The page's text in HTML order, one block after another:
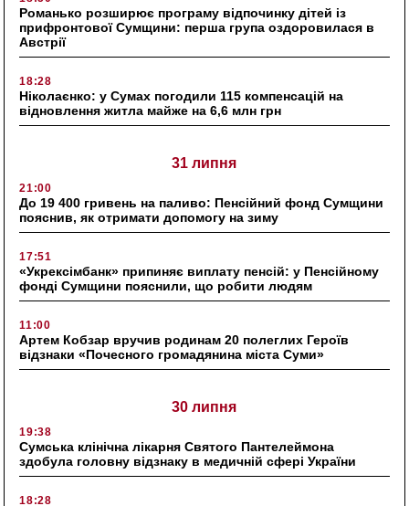
Романько розширює програму відпочинку дітей із
прифронтової Сумщини: перша група оздоровилася в
Австрії
18:28
Ніколаєнко: у Сумах погодили 115 компенсацій на
відновлення житла майже на 6,6 млн грн
31 липня
21:00
До 19 400 гривень на паливо: Пенсійний фонд Сумщини
пояснив, як отримати допомогу на зиму
17:51
«Укрексімбанк» припиняє виплату пенсій: у Пенсійному
фонді Сумщини пояснили, що робити людям
11:00
Артем Кобзар вручив родинам 20 полеглих Героїв
відзнаки «Почесного громадянина міста Суми»
30 липня
19:38
Сумська клінічна лікарня Святого Пантелеймона
здобула головну відзнаку в медичній сфері України
18:28